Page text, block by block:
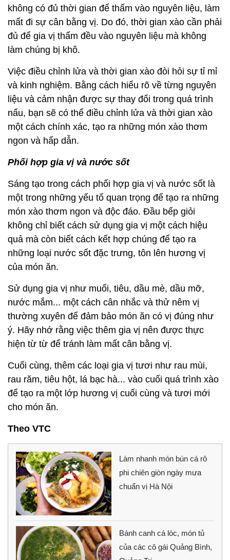
không có đủ thời gian để thấm vào nguyên liệu, làm
mất đi sự cân bằng vị. Do đó, thời gian xào cần phải
đủ để gia vị thấm đều vào nguyên liệu mà không
làm chúng bị khô.
Việc điều chỉnh lửa và thời gian xào đòi hỏi sự tỉ mỉ
và kinh nghiệm. Bằng cách hiểu rõ về từng nguyên
liệu và cảm nhận được sự thay đổi trong quá trình
nấu, bạn sẽ có thể điều chỉnh lửa và thời gian xào
một cách chính xác, tạo ra những món xào thơm
ngon và hấp dẫn.
Phối hợp gia vị và nước sốt
Sáng tạo trong cách phối hợp gia vị và nước sốt là
một trong những yếu tố quan trọng để tạo ra những
món xào thơm ngon và độc đáo. Đầu bếp giỏi
không chỉ biết cách sử dụng gia vị một cách hiệu
quả mà còn biết cách kết hợp chúng để tạo ra
những loại nước sốt đặc trưng, tôn lên hương vị
của món ăn.
Sử dụng gia vị như muối, tiêu, dầu mè, dầu mỡ,
nước mắm... một cách cân nhắc và thử nêm vị
thường xuyên để đảm bảo món ăn có vị đúng như
ý. Hãy nhớ rằng việc thêm gia vị nên được thực
hiện từ từ để tránh làm mất cân bằng vị.
Cuối cùng, thêm các loại gia vị tươi như rau mùi,
rau răm, tiêu hột, lá bạc hà... vào cuối quá trình xào
để tạo ra một lớp hương vị cuối cùng và tươi mới
cho món ăn.
Theo VTC
Làm nhanh món bún cá rô
phi chiên giòn ngày mưa
chuẩn vị Hà Nội
Bánh canh cá lóc, món tủ
của các cô gái Quảng Bình,